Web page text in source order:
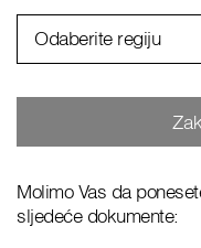
Odaberite regiju
Molimo Vas da
sljedeće dokumente: